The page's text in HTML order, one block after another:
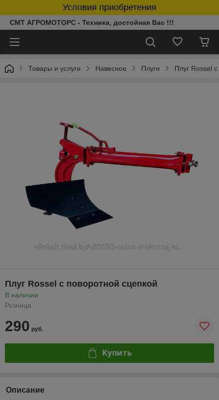
Условия приобретения
СМТ АГРОМОТОРС - Техника, достойная Вас !!!
Товары и услуги Навесное Плуги Плуг Rossel
Плуг Rossel с поворотной сцепкой
В наличии
Розница
290 руб.
Купить
Описание